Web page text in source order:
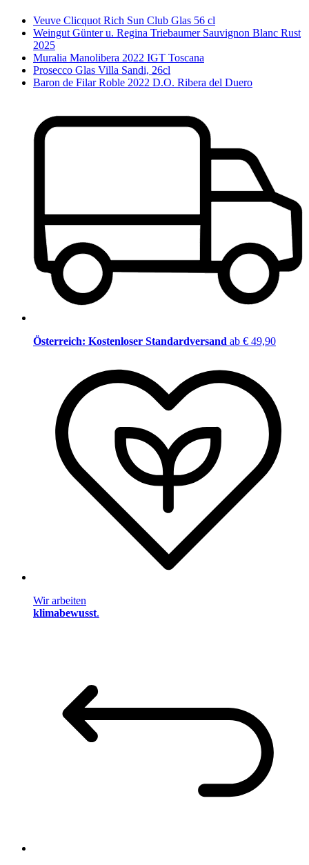
Veuve Clicquot Rich Sun Club Glas 56 cl
Weingut Günter u. Regina Triebaumer Sauvignon Blanc Rust
2025
Muralia Manolibera 2022 IGT Toscana
Prosecco Glas Villa Sandi, 26cl
Baron de Filar Roble 2022 D.O. Ribera del Duero
Österreich: Kostenloser Standardversand ab € 49,90
Wir arbeiten
klimabewusst.